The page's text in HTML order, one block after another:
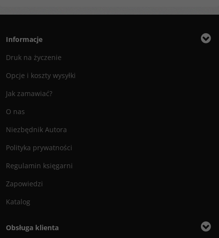
Informacje
Druk na życzenie
Opcje i koszty wysyłki
Jak zamawiać?
O nas
Niezbędnik Autora
Polityka prywatności
Regulamin księgarni
Zapowiedzi
Katalog
Obsługa klienta